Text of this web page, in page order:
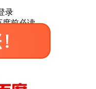
录
前必读